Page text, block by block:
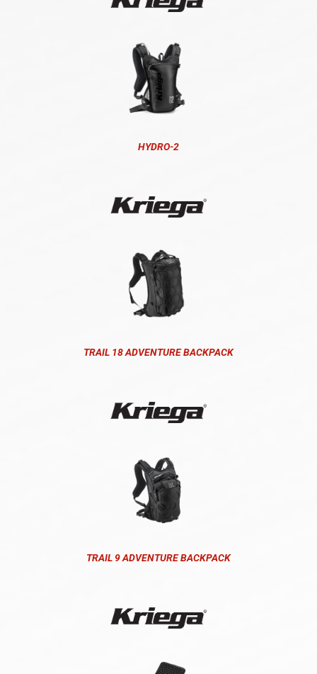
HYDRO-2
TRAIL 18 ADVENTURE BACKPACK
TRAIL 9 ADVENTURE BACKPACK